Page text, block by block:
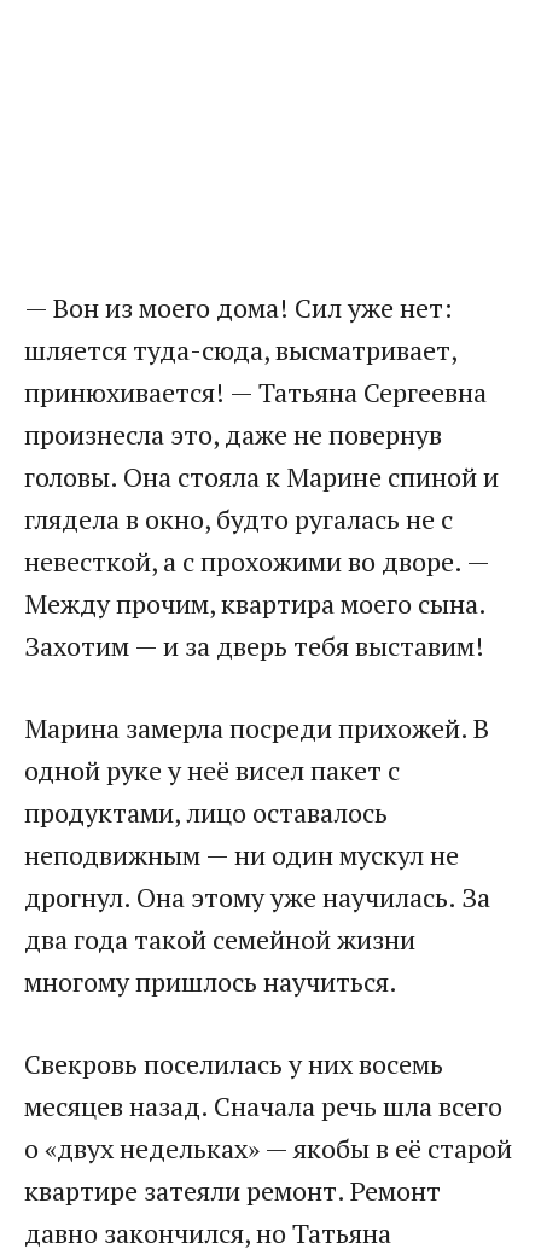
— Вон из моего дома! Сил уже нет:
шляется туда-сюда, высматривает,
принюхивается! — Татьяна Сергеевна
произнесла это, даже не повернув
головы. Она стояла к Марине спиной и
глядела в окно, будто ругалась не с
невесткой, а с прохожими во дворе. —
Между прочим, квартира моего сына.
Захотим — и за дверь тебя выставим!
Марина замерла посреди прихожей. В
одной руке у неё висел пакет с
продуктами, лицо оставалось
неподвижным — ни один мускул не
дрогнул. Она этому уже научилась. За
два года такой семейной жизни
многому пришлось научиться.
Свекровь поселилась у них восемь
месяцев назад. Сначала речь шла всего
о «двух недельках» — якобы в её старой
квартире затеяли ремонт. Ремонт
давно закончился, но Татьяна